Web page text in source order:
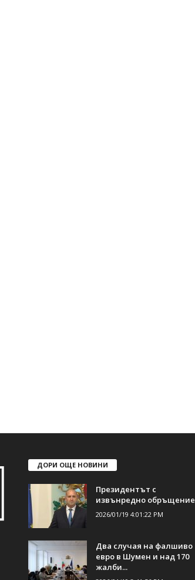
ДОРИ ОЩЕ НОВИНИ
Президентът с
извънредно обръщение
2026/01/19 4:01:22 PM
Два случая на фалшиво
евро в Шумен и над 170
жалби...